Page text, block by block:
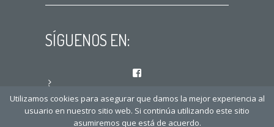
SÍGUENOS EN:
Instagram
Utilizamos cookies para asegurar que damos la mejor experiencia al
usuario en nuestro sitio web. Si continúa utilizando este sitio
asumiremos que está de acuerdo.